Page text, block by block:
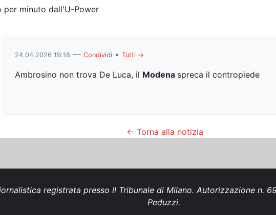
per minuto dall'U-Power
24.04.2026 19:18 — Condividi• Tutti →
Ambrosino non trova De Luca, il Modena spreca il contropiede
← Torna alla notizia
registrata presso il Tribunale di Milano. Autorizzazione n.
Peduzzi.